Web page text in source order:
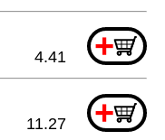
+
4.41
+
11.27